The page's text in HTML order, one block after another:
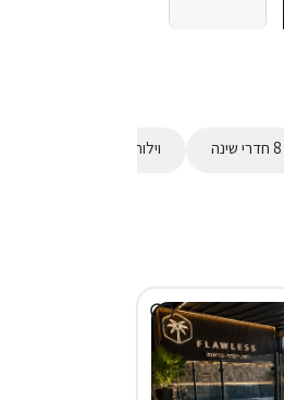
וילות 9 חדרי שינה